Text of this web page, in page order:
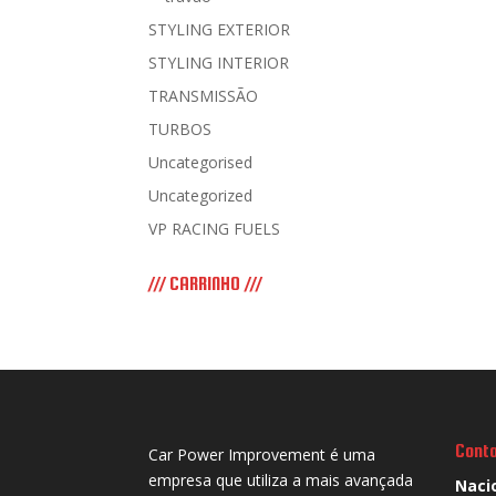
STYLING EXTERIOR
STYLING INTERIOR
TRANSMISSÃO
TURBOS
Uncategorised
Uncategorized
VP RACING FUELS
/// CARRINHO ///
Car Power Improvement é uma
empresa que utiliza a mais avançada